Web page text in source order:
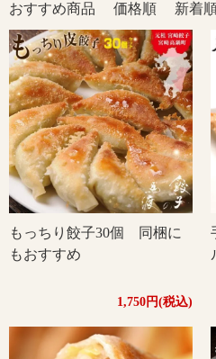
おすすめ商品
価格順 新着
もっちり餃子30個 同梱に
もおすすめ
1,750円(税込)